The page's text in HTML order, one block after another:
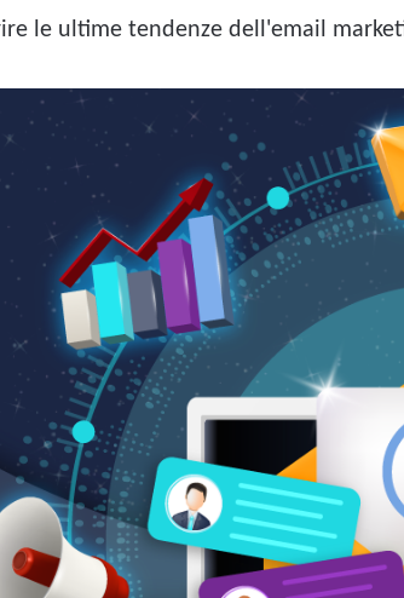
le ultime tendenze dell'email